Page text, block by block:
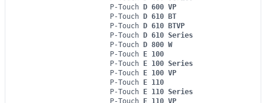
P-Touch D 600 VP
P-Touch D 610 BT
P-Touch D 610 BTVP
P-Touch D 610 Series
P-Touch D 800 W
P-Touch E 100
P-Touch E 100 Series
P-Touch E 100 VP
P-Touch E 110
P-Touch E 110 Series